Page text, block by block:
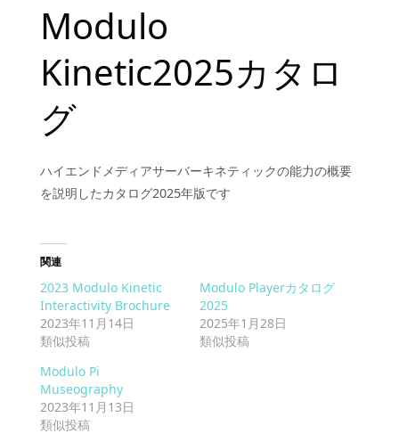
Modulo
Kinetic2025カタロ
グ
ハイエンドメディアサーバーキネティックの能力の概要
を説明したカタログ2025年版です
関連
2023 Modulo Kinetic
Interactivity Brochure
2023年11月14日
類似投稿
Modulo Playerカタログ
2025
2025年1月28日
類似投稿
Modulo Pi
Museography
2023年11月13日
類似投稿